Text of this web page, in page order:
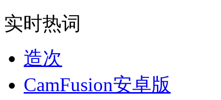
实时热词
造次
CamFusion安卓版